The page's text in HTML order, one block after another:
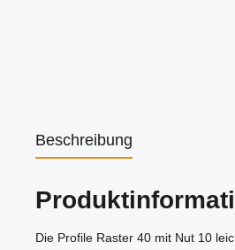
Beschreibung
Die Profile Raster 40 mit Nut 10